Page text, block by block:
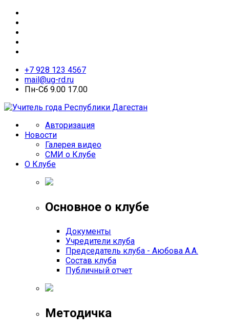
+7 928 123 4567
mail@ug-rd.ru
Пн-Сб 9.00 17.00
Авторизация
Новости
Галерея видео
СМИ о Клубе
О Клубе
Основное о клубе
Документы
Учредители клуба
Председатель клуба - Аюбова А.А.
Состав клуба
Публичный отчет
Методичка